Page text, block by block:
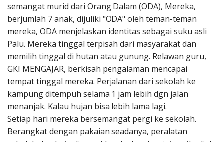
semangat murid dari Orang Dalam (ODA), Mereka,
berjumlah 7 anak, dijuliki "ODA" oleh teman-teman
mereka, ODA menjelaskan identitas sebagai suku asli
Palu. Mereka tinggal terpisah dari masyarakat dan
memilih tinggal di hutan atau gunung. Relawan guru,
GKI MENGAJAR, berkisah pengalaman mencapai
tempat tinggal mereka. Perjalanan dari sekolah ke
kampung ditempuh selama 1 jam lebih dgn jalan
menanjak. Kalau hujan bisa lebih lama lagi.
Setiap hari mereka bersemangat pergi ke sekolah.
Berangkat dengan pakaian seadanya, peralatan